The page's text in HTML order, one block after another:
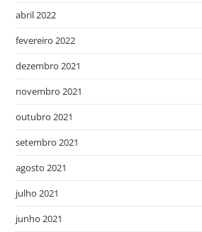
abril 2022
fevereiro 2022
dezembro 2021
novembro 2021
outubro 2021
setembro 2021
agosto 2021
julho 2021
junho 2021